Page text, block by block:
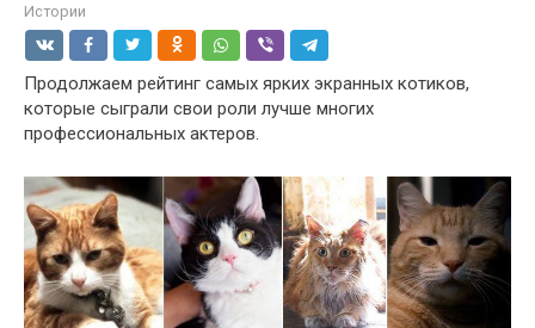
Истории
Продолжаем рейтинг самых ярких экранных котиков,
которые сыграли свои роли лучше многих
профессиональных актеров.